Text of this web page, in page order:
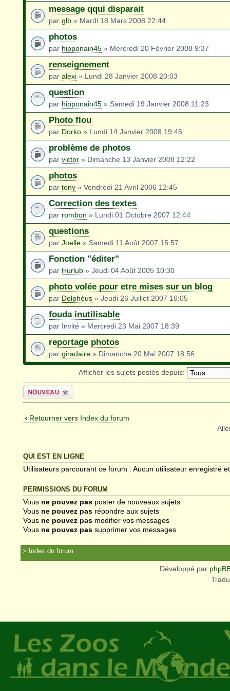
message qqui disparait
par glb » Mardi 18 Mars 2008 22:44
photos
par hipponain45 » Mercredi 20 Février 2008 9:37
renseignement
par alexi » Lundi 28 Janvier 2008 20:03
question
par hipponain45 » Samedi 19 Janvier 2008 11:23
Photo flou
par Dorko » Lundi 14 Janvier 2008 19:45
problème de photos
par victor » Dimanche 13 Janvier 2008 12:22
photos
par tony » Vendredi 21 Avril 2006 12:45
Correction des textes
par rombon » Lundi 01 Octobre 2007 12:44
questions
par Joelle » Samedi 11 Août 2007 15:57
Fonction "éditer"
par Hurlub » Jeudi 04 Août 2005 10:30
photo volée pour etre mises sur un blog
par Dolphéus » Jeudi 26 Juillet 2007 16:05
fouda inutilisable
par Invité » Mercredi 23 Mai 2007 18:39
reportage photos
par giradaire » Dimanche 20 Mai 2007 18:56
Afficher les sujets postés depuis:
Écrire un
nouveau sujet
Retourner vers Index du forum
QUI EST EN LIGNE
Utilisateurs parcourant ce forum : Aucun utilisateur enregistré
PERMISSIONS DU FORUM
Vous ne pouvez pas poster de nouveaux sujets
Vous ne pouvez pas répondre aux sujets
Vous ne pouvez pas modifier vos messages
Vous ne pouvez pas supprimer vos messages
Index du forum
Développé par